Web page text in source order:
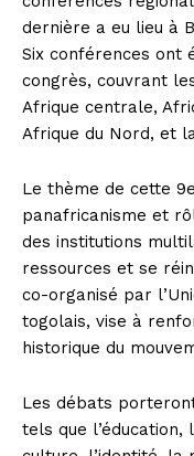
dernière a eu lieu à
Six conférences ont
congrès, couvrant
Afrique centrale,
Afrique du Nord, et
Le thème de cette
panafricanisme et
des institutions
ressources et se
co-organisé par
togolais, vise à
historique du
Les débats
tels que